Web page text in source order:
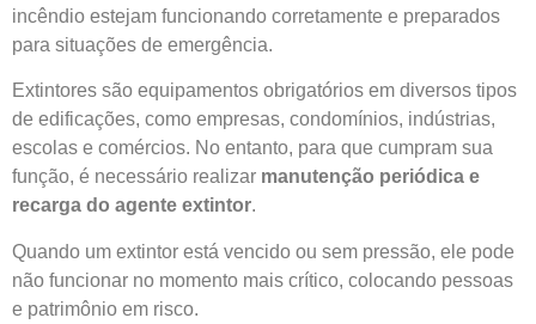
incêndio estejam funcionando corretamente e preparados
para situações de emergência.
Extintores são equipamentos obrigatórios em diversos tipos
de edificações, como empresas, condomínios, indústrias,
escolas e comércios. No entanto, para que cumpram sua
função, é necessário realizar manutenção periódica e
recarga do agente extintor.
Quando um extintor está vencido ou sem pressão, ele pode
não funcionar no momento mais crítico, colocando pessoas
e patrimônio em risco.